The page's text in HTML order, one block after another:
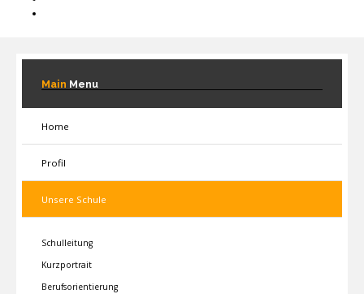
Main Menu
Home
Profil
Unsere Schule
Schulleitung
Kurzportrait
Berufsorientierung